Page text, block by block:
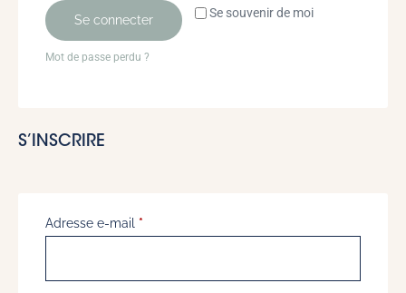
Se souvenir de moi
Se connecter
Mot de passe perdu ?
S’INSCRIRE
Adresse e-mail *